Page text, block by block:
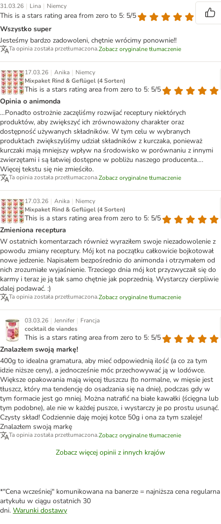
31.03.26 | Lina | Niemcy
This is a stars rating area from zero to 5: 5/5
Wszystko super
Jesteśmy bardzo zadowoleni, chętnie wrócimy ponownie!!
Ta opinia została przetłumaczona.Zobacz oryginalne tłumaczenie
17.03.26 | Anika | Niemcy
Mixpaket Rind & Geflügel (4 Sorten)
This is a stars rating area from zero to 5: 5/5
Opinia o animonda
…Ponadto ostrożnie zaczęliśmy rozwijać receptury niektórych
produktów, aby zwiększyć ich zrównoważony charakter oraz
dostępność używanych składników. W tym celu w wybranych
produktach zwiększyliśmy udział składników z kurczaka, ponieważ
kurczaki mają mniejszy wpływ na środowisko w porównaniu z innymi
zwierzętami i są łatwiej dostępne w pobliżu naszego producenta….
Więcej tekstu się nie zmieściło.
Ta opinia została przetłumaczona.Zobacz oryginalne tłumaczenie
17.03.26 | Anika | Niemcy
Mixpaket Rind & Geflügel (4 Sorten)
This is a stars rating area from zero to 5: 5/5
Zmieniona receptura
W ostatnich komentarzach również wyraziłem swoje niezadowolenie z
powodu zmiany receptury. Mój kot na początku całkowicie bojkotował
nowe jedzenie. Napisałem bezpośrednio do animonda i otrzymałem od
nich zrozumiałe wyjaśnienie. Trzeciego dnia mój kot przyzwyczaił się do
karmy i teraz je ją tak samo chętnie jak poprzednią. Wystarczy cierpliwie
dalej podawać. :)
Ta opinia została przetłumaczona.Zobacz oryginalne tłumaczenie
03.03.26 | Jennifer | Francja
cocktail de viandes
This is a stars rating area from zero to 5: 5/5
Znalazłem swoją markę!
400g to idealna gramatura, aby mieć odpowiednią ilość (a co za tym
idzie niższe ceny), a jednocześnie móc przechowywać ją w lodówce.
Większe opakowania mają więcej tłuszczu (to normalne, w mięsie jest
tłuszcz, który ma tendencję do osadzania się na dnie), podczas gdy w
tym formacie jest go mniej. Można natrafić na białe kawałki (ścięgna lub
tym podobne), ale nie w każdej puszce, i wystarczy je po prostu usunąć.
Czysty skład! Codziennie daję mojej kotce 50g i ona za tym szaleje!
Znalazłem swoją markę
Ta opinia została przetłumaczona.Zobacz oryginalne tłumaczenie
Zobacz więcej opinii z innych krajów
*"Cena wcześniej" komunikowana na banerze = najniższa cena regularna
artykułu w ciągu ostatnich 30
dni. Warunki dostawy